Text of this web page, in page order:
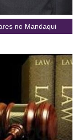
no Mandaqui